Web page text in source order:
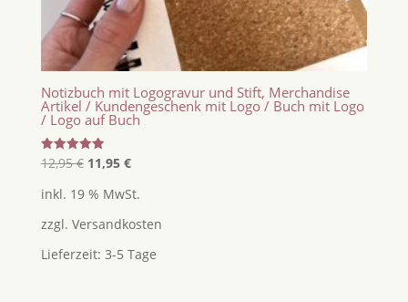
Notizbuch mit Logogravur und Stift, Merchandise
Artikel / Kundengeschenk mit Logo / Buch mit Logo
/ Logo auf Buch
Bewertet
mit
von 5
12,95€ Ursprünglicher
war:
12,95 €
11,95 €Aktueller
ist:
11,95 €.
inkl. 19 % MwSt.
zzgl. Versandkosten
Lieferzeit: 3-5 Tage